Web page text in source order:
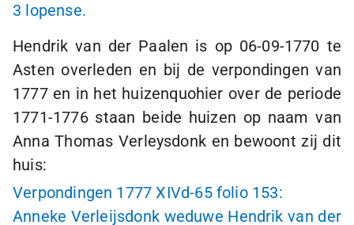
3 lopense.
Hendrik van der Paalen is op 06-09-1770 te
Asten overleden en bij de verpondingen van
1777 en in het huizenquohier over de periode
1771-1776staan beide huizen op naam van
Anna Thomas Verleysdonk en bewoont zij dit
huis:
Verpondingen 1777 XIVd-65 folio 153:
Anneke Verleijsdonk weduwe Hendrik van der